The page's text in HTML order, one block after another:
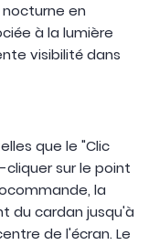
en
à la lumière
visibilité dans
que le "Clic
sur le point
la
du cardan jusqu'à
de l'écran. Le